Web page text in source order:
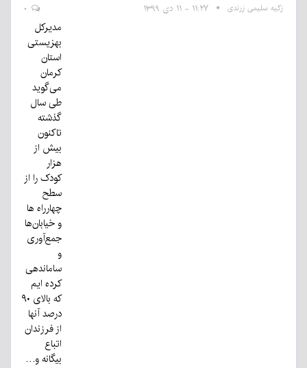
زکیه سلیمی زرندی ۱۱:۲۷ - ۱۱ دی ۱۳۹۹
مدیرکل
بهزیستی
استان
کرمان
می‌گوید
طی سال
گذشته
تاکنون
بیش از
هزار
کودک را از
سطح
چهارراه ها
و خیابان‌ها
جمع‌آوری
و
ساماندهی
کرده ایم
که بالای ۹۰
درصد آنها
از فرزندان
اتباع
بیگانه و…